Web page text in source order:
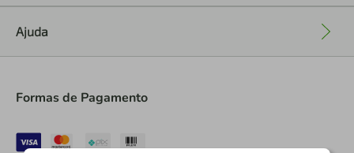
Ajuda
Formas de Pagamento